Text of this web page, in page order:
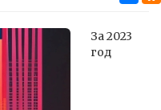
За 2023
год